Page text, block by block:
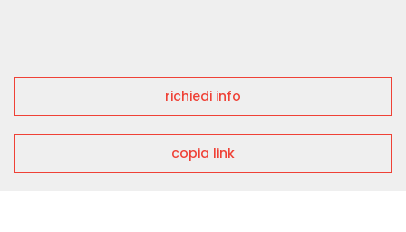
richiedi info
copia link